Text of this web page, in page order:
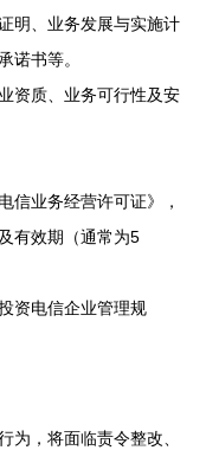
明、业务发展与实施计
诺书等。
资质、业务可行性及安
信业务经营许可证》，
有效期（通常为5
资电信企业管理规
为，将面临责令整改、